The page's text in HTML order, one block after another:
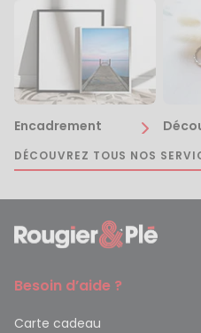
Encadrement
DÉCOUVREZ TOUS NOS
Besoin d’aide ?
Carte cadeau